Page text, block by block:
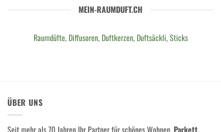
MEIN-RAUMDUFT.CH
Raumdüfte, Diffusoren, Duftkerzen, Duftsäckli, Sticks
ÜBER UNS
Seit mehr als 70 Jahren Ihr Partner für schönes Wohnen. Parkett,